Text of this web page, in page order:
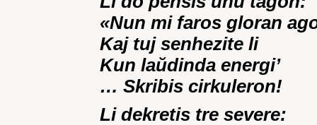
«Nun mi faros gloran
Kaj tuj senhezite li
Kun laŭdinda energi’
… Skribis cirkuleron!
Li dekretis tre severe: